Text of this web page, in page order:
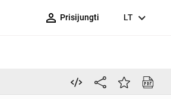
person_outline Prisijungti LT expand_more